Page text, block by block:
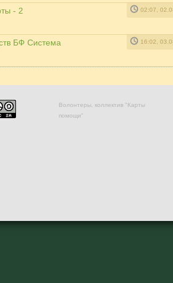
- 2 02:07,
БФ Система 16:02,
Волонтеры, коллектив "Карты
помощи"